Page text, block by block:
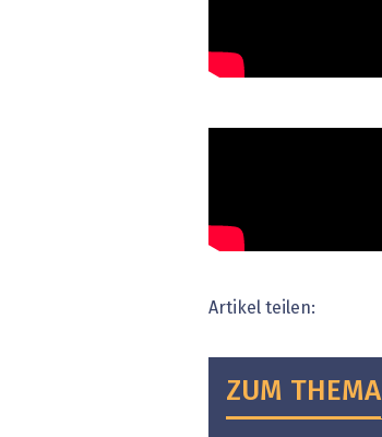
Artikel teilen:
ZUM THEMA